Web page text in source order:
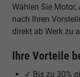
Wählen Sie
nach Ihren
direkt ab Werk zu
Ihre Vorteile
✓ Bis zu 30%